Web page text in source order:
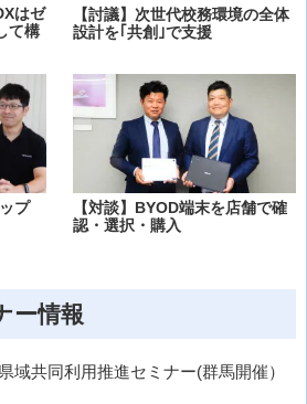
はゼ
て構
【討議】次世代校務環境の全体
設計を｢共創｣で支援
ップ
【対談】BYOD端末を店舗で確
認・選択・購入
ー情報
域共同利用推進セミナー(群馬開催）